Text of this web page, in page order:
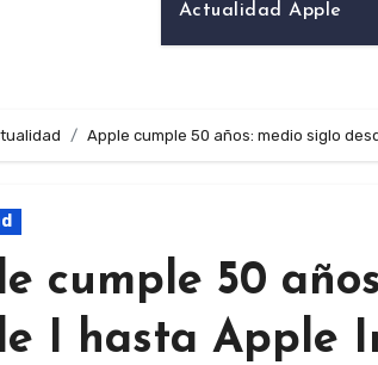
Actualidad Apple
Apple cumple 50 años: medio siglo
cumple 50
I hasta Apple